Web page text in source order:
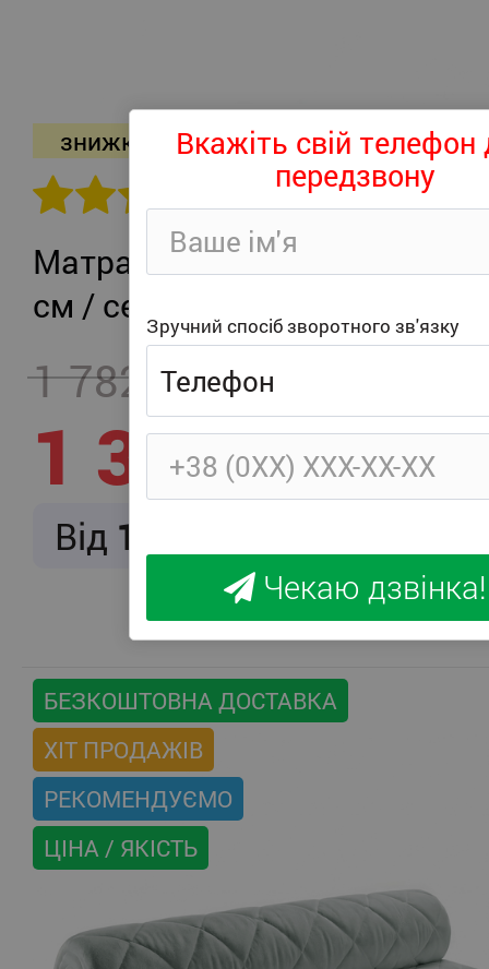
знижка -26%
302 відгуків
Матрац Persei Roll Air UP
см / середня жорсткість
1 782 - 457
1 325
Від 166
БЕЗКОШТОВНА ДОСТАВКА
ХІТ ПРОДАЖІВ
РЕКОМЕНДУЄМО
ЦІНА / ЯКІСТЬ
Вкажіть свій телефон
передзвону
Зручний спосіб зворотного зв'язку
Чекаю дзвінка!